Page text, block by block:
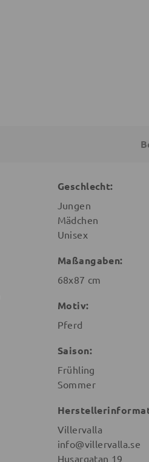
Geschlecht:
Jungen
Mädchen
Unisex
Maßangaben:
68x87 cm
Motiv:
Pferd
Saison:
Frühling
Sommer
Villervalla
info@villervalla.se
Husargatan 19